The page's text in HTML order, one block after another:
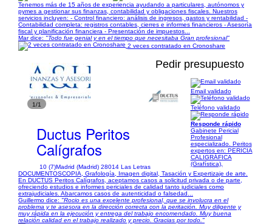
Tenemos más de 15 años de experiencia ayudando a particulares, autónomos y
pymes a gestionar sus finanzas, contabilidad y obligaciones fiscales. Nuestros
servicios incluyen: - Control financiero: análisis de ingresos, gastos y rentabilidad -
Contabilidad completa: registros contables, cierres e informes financieros - Asesoría
fiscal y planificación financiera - Presentación de impuestos...
Mar dice: "Todo fue genial y en el tiempo que necesitaba Gran profesional"
2 veces contratado en Cronoshare
1/1
Pedir presupuesto
Ductus Peritos
Calígrafos
10 (7)Madrid (Madrid) 28014 Las Letras
Email validado
Teléfono validado
Responde rápido
Gabinete Pericial
Profesional
especializado. Peritos
expertos en: PERICIA
CALIGRÁFICA
(Grafística),
DOCUMENTOSCOPIA, Grafología, Imagen digital, Tasación y Expertizaje de arte.
En DUCTUS Peritos Calígrafos, aceptamos casos a solicitud privada o de parte,
ofreciendo estudios e informes periciales de calidad tanto judiciales como
extrajudiciales. Abarcamos casos de autenticidad o falsedad...
Guillermo dice: "Rocio es una excelente profesional, que se involucra en el
problema y te asesora en la dirección correcta con la peritación. Muy diligente y
muy rápida en la ejecución y entrega del trabajo encomendado. Muy buena
relación calidad en el trabajo realizado y precio. Gracias por todo."